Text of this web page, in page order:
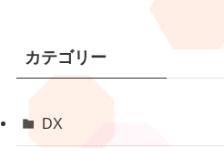
カテゴリー
DX